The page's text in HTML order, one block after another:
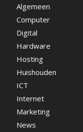
Algemeen
Computer
Digital
Hardware
Hosting
Huishouden
ICT
Internet
Marketing
News